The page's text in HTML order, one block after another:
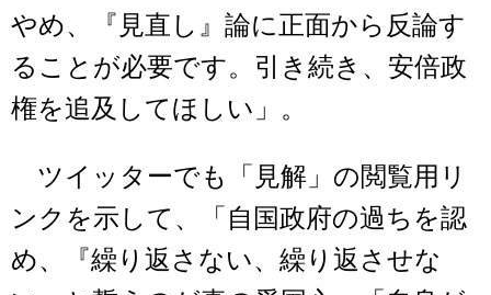
やめ、『見直し』論に正面から反論す
ることが必要です。引き続き、安倍政
権を追及してほしい」。
ツイッターでも「見解」の閲覧用リ
ンクを示して、「自国政府の過ちを認
め、『繰り返さない、繰り返させな